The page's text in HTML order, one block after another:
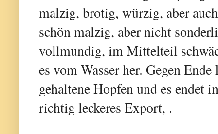
malzig, brotig, würzig, aber
schön malzig, aber nicht
vollmundig, im Mittelteil
es vom Wasser her. Gegen
gehaltene Hopfen und es endet
richtig leckeres Export, .